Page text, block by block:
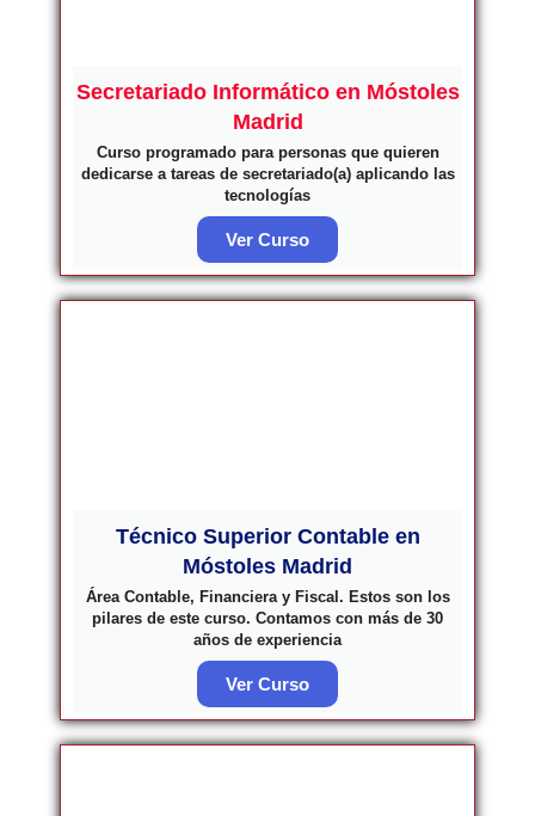
Secretariado Informático en Móstoles
Madrid
Curso programado para personas que quieren
dedicarse a tareas de secretariado(a) aplicando las
tecnologías
Ver Curso
Técnico Superior Contable en
Móstoles Madrid
Área Contable, Financiera y Fiscal. Estos son los
pilares de este curso. Contamos con más de 30
años de experiencia
Ver Curso